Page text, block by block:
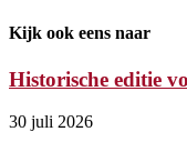
Kijk ook eens naar
Historische editie
30 juli 2026